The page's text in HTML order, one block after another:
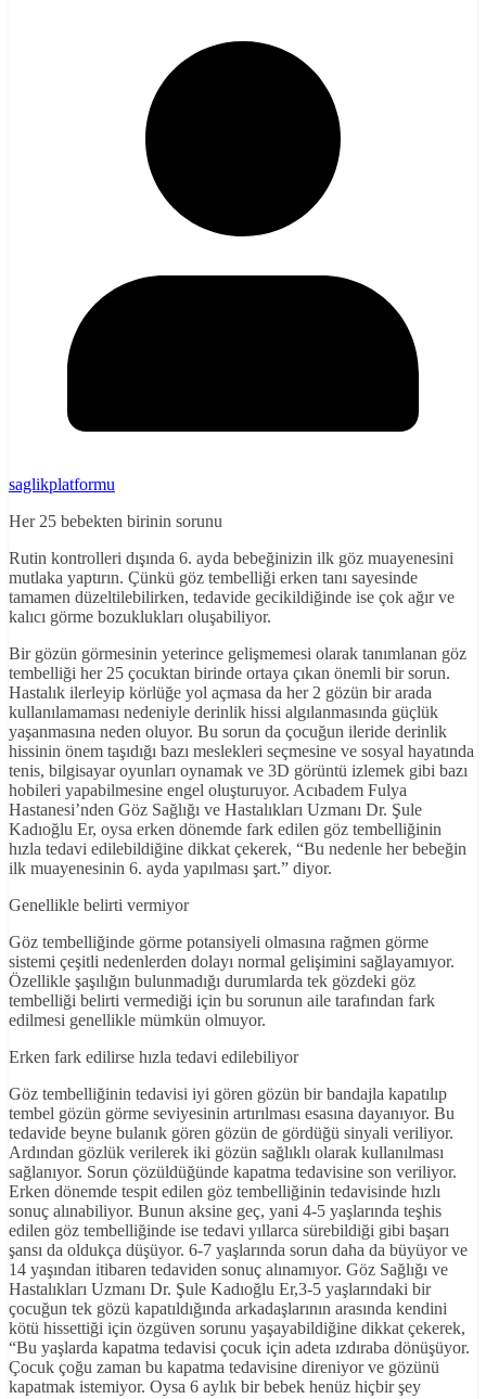
saglikplatformu
Her 25 bebekten birinin sorunu
Rutin kontrolleri dışında 6. ayda bebeğinizin ilk göz muayenesini
mutlaka yaptırın. Çünkü göz tembelliği erken tanı sayesinde
tamamen düzeltilebilirken, tedavide gecikildiğinde ise çok ağır ve
kalıcı görme bozuklukları oluşabiliyor.
Bir gözün görmesinin yeterince gelişmemesi olarak tanımlanan göz
tembelliği her 25 çocuktan birinde ortaya çıkan önemli bir sorun.
Hastalık ilerleyip körlüğe yol açmasa da her 2 gözün bir arada
kullanılamaması nedeniyle derinlik hissi algılanmasında güçlük
yaşanmasına neden oluyor. Bu sorun da çocuğun ileride derinlik
hissinin önem taşıdığı bazı meslekleri seçmesine ve sosyal hayatında
tenis, bilgisayar oyunları oynamak ve 3D görüntü izlemek gibi bazı
hobileri yapabilmesine engel oluşturuyor. Acıbadem Fulya
Hastanesi’nden Göz Sağlığı ve Hastalıkları Uzmanı Dr. Şule
Kadıoğlu Er, oysa erken dönemde fark edilen göz tembelliğinin
hızla tedavi edilebildiğine dikkat çekerek, “Bu nedenle her bebeğin
ilk muayenesinin 6. ayda yapılması şart.” diyor.
Genellikle belirti vermiyor
Göz tembelliğinde görme potansiyeli olmasına rağmen görme
sistemi çeşitli nedenlerden dolayı normal gelişimini sağlayamıyor.
Özellikle şaşılığın bulunmadığı durumlarda tek gözdeki göz
tembelliği belirti vermediği için bu sorunun aile tarafından fark
edilmesi genellikle mümkün olmuyor.
Erken fark edilirse hızla tedavi edilebiliyor
Göz tembelliğinin tedavisi iyi gören gözün bir bandajla kapatılıp
tembel gözün görme seviyesinin artırılması esasına dayanıyor. Bu
tedavide beyne bulanık gören gözün de gördüğü sinyali veriliyor.
Ardından gözlük verilerek iki gözün sağlıklı olarak kullanılması
sağlanıyor. Sorun çözüldüğünde kapatma tedavisine son veriliyor.
Erken dönemde tespit edilen göz tembelliğinin tedavisinde hızlı
sonuç alınabiliyor. Bunun aksine geç, yani 4-5 yaşlarında teşhis
edilen göz tembelliğinde ise tedavi yıllarca sürebildiği gibi başarı
şansı da oldukça düşüyor. 6-7 yaşlarında sorun daha da büyüyor ve
14 yaşından itibaren tedaviden sonuç alınamıyor. Göz Sağlığı ve
Hastalıkları Uzmanı Dr. Şule Kadıoğlu Er,3-5 yaşlarındaki bir
çocuğun tek gözü kapatıldığında arkadaşlarının arasında kendini
kötü hissettiği için özgüven sorunu yaşayabildiğine dikkat çekerek,
“Bu yaşlarda kapatma tedavisi çocuk için adeta ızdıraba dönüşüyor.
Çocuk çoğu zaman bu kapatma tedavisine direniyor ve gözünü
kapatmak istemiyor. Oysa 6 aylık bir bebek henüz hiçbir şey